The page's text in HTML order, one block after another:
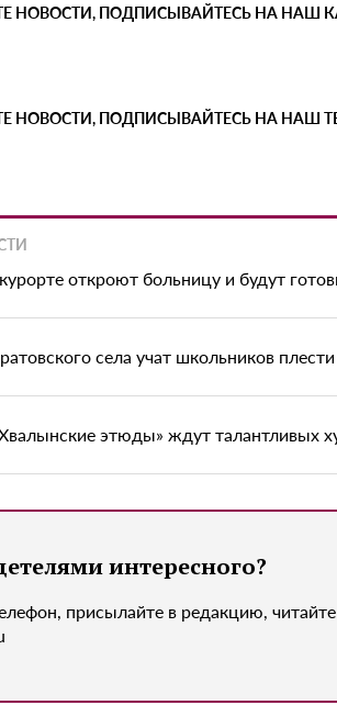
НОВОСТИ, ПОДПИСЫВАЙТЕСЬ НА НАШ
НОВОСТИ, ПОДПИСЫВАЙТЕСЬ НА НАШ
откроют больницу и будут
села учат школьников
этюды» ждут талантливых
интересного?
присылайте в редакцию, читайте